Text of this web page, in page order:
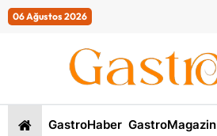
06 Ağustos 2026
GastroHaber GastroMagazin